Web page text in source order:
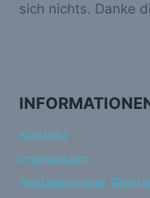
sich nichts. Danke
Kontakt
Impressum
Redaktionelle